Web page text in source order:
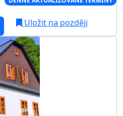
Uložit na později